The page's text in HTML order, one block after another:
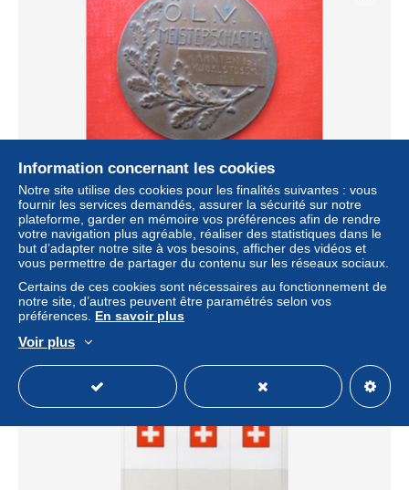
O.L.V.MEISTERSCHAFTEN KARNTEN
KUGELSTOSSEN I
± 75,11 $US
Statut Particulier
Information concernant les cookies
Notre site utilise des cookies pour les finalités suivantes : vous
fournir les services demandés, assurer la sécurité sur notre
plateforme, garder en mémoire vos préférences afin de rendre
votre navigation plus agréable, réaliser des statistiques dans le
but d’adapter notre site à vos besoins, afficher des vidéos et
vous permettre de partager du contenu sur les réseaux sociaux.
Certains de ces cookies sont nécessaires au fonctionnement de
notre site, d’autres peuvent être paramétrés selon vos
préférences. En savoir plus
Voir plus